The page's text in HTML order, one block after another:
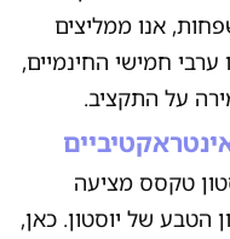
אנו ממליצים
חמישי החינמיים,
על התקציב.
טקסס מציעה
הטבע של יוסטון. כאן,